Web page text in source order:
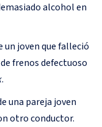
alcohol en
un joven que falleció
frenos defectuoso
.
una pareja joven
otro conductor.